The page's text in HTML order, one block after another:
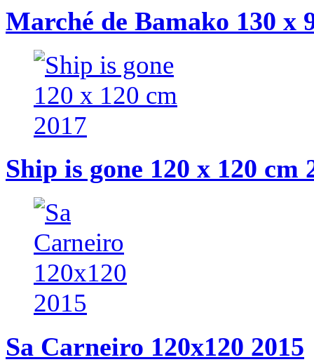
Marché de Bamako 130 x
Ship is gone 120 x 120 cm
Sa Carneiro 120x120 2015